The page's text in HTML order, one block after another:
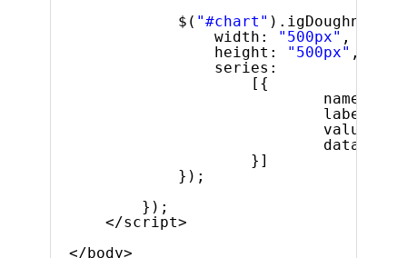
$( "#chart"
width:
"500px" ,
height:
"500px" ,
series:
[{
name:
}]
});
});
</script>
</body>